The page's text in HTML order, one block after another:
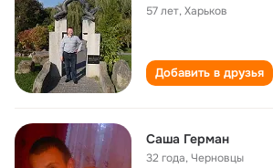
57 лет,Харьков
Добавить в друзья
Саша Герман
32 года,Черновцы